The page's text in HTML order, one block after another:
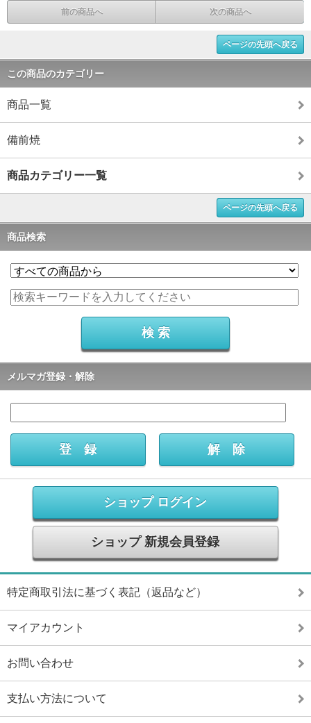
前の商品へ 次の商品へ
ページの先頭へ戻る
この商品のカテゴリー
商品一覧
備前焼
商品カテゴリー一覧
ページの先頭へ戻る
商品検索
メルマガ登録・解除
ショップ ログイン
ショップ 新規会員登録
特定商取引法に基づく表記（返品など）
マイアカウント
お問い合わせ
支払い方法について